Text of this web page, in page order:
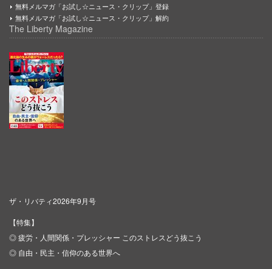
無料メルマガ「お試し☆ニュース・クリップ」登録
無料メルマガ「お試し☆ニュース・クリップ」解約
The Liberty Magazine
ザ・リバティ2026年9月号
【特集】
◎ 疲労・人間関係・プレッシャー このストレスどう抜こう
◎ 自由・民主・信仰のある世界へ